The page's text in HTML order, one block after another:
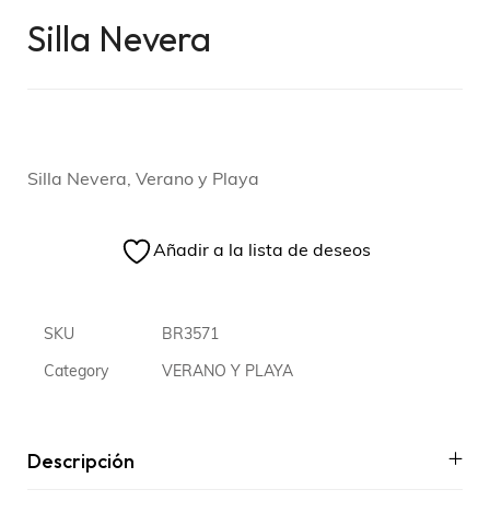
Silla Nevera
Silla Nevera, Verano y Playa
Añadir a la lista de deseos
SKU BR3571
Category VERANO Y PLAYA
Descripción